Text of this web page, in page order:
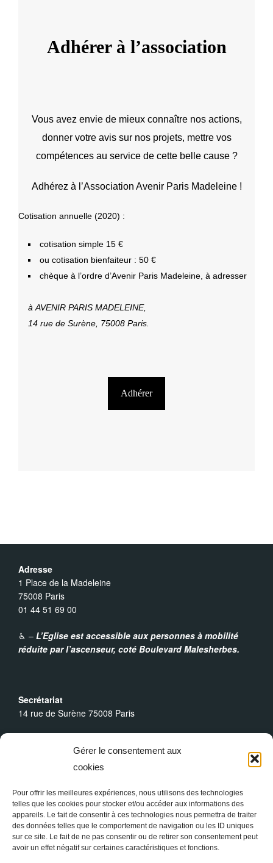
Gérer le consentement aux
cookies
Pour offrir les meilleures expériences, nous utilisons des technologies
telles que les cookies pour stocker et/ou accéder aux informations des
appareils. Le fait de consentir à ces technologies nous permettra de traiter
des données telles que le comportement de navigation ou les ID uniques
sur ce site. Le fait de ne pas consentir ou de retirer son consentement peut
avoir un effet négatif sur certaines caractéristiques et fonctions.
Adhérer à l’association
Vous avez envie de mieux connaître nos actions,
donner votre avis sur nos projets, mettre vos
compétences au service de cette belle cause ?
Adhérez à l’Association Avenir Paris Madeleine !
Cotisation annuelle (2020) :
cotisation simple 15 €
ou cotisation bienfaiteur : 50 €
chèque à l’ordre d’Avenir Paris Madeleine, à adresser
à AVENIR PARIS MADELEINE,
14 rue de Surène, 75008 Paris.
Adhérer
Adresse
1 Place de la Madeleine
75008 Paris
01 44 51 69 00
♿︎ – L’Eglise est accessible aux personnes à mobilité
réduite par l’ascenseur, coté Boulevard Malesherbes.
Secrétariat
14 rue de Surène 75008 Paris
Du lundi au dimanche : 9h30 - 19h00
Samedi, messe à18h
Dimanche, messe à10h30et18h